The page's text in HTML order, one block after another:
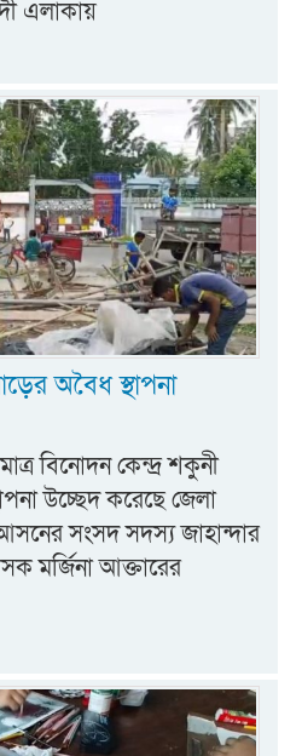
এলাকায়
অবৈধ স্থাপনা
বিনোদন কেন্দ্র শকুনী
উচ্ছেদ করেছে জেলা
সংসদ সদস্য জাহান্দার
মর্জিনা আক্তারের